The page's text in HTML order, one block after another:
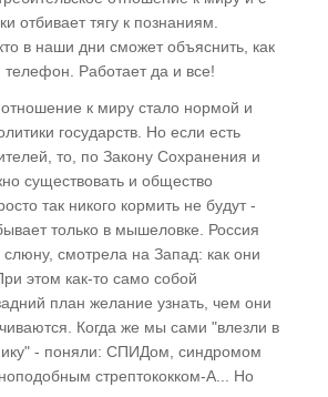
цивилизации? Где
антиматерия? "Спираль
Кто нас "вывернул
иммунная система
или Почему нас не любят
Система Изъятия
земной цивилизации и
или Как видят ясновидящие
каркас" человека.
отбивает тягу к познаниям.
в наши дни сможет объяснить, как
телефон. Работает да и все!
к миру стало нормой и
государств. Но если есть
то, по Закону Сохранения и
существовать и общество
так никого кормить не будут -
только в мышеловке. Россия
слюну, смотрела на Запад: как они
этом как-то само собой
план желание узнать, чем они
Когда же мы сами "влезли в
- поняли: СПИДом, синдромом
стрептококком-А... Но